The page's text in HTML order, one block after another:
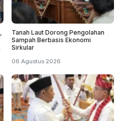
Tanah Laut Dorong Pengolahan
Sampah Berbasis Ekonomi
Sirkular
06 Agustus 2026